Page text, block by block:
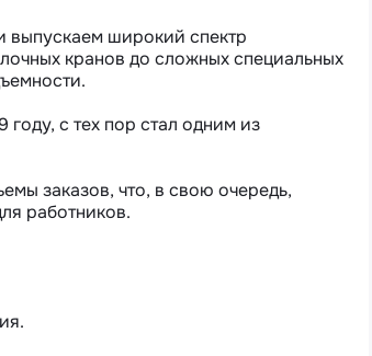
выпускаем широкий спектр
кранов до сложных специальных
с тех пор стал одним из
заказов, что, в свою очередь,
работников.